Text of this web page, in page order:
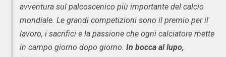
avventura sul palcoscenico più importante del calcio
mondiale. Le grandi competizioni sono il premio per il
lavoro, i sacrifici e la passione che ogni calciatore mette
in campo giorno dopo giorno. In bocca al lupo,